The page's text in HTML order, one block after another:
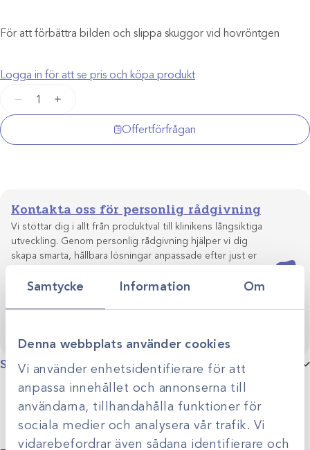
Samtycke Information Om
Denna webbplats använder cookies
Vi använder enhetsidentifierare för att
anpassa innehållet och annonserna till
användarna, tillhandahålla funktioner för
sociala medier och analysera vår trafik. Vi
vidarebefordrar även sådana identifierare och
För att förbättra bilden och slippa skuggor vid hovröntgen
Logga in för att se pris och köpa produkt
Röntgenlera
mängd
+
Offertförfrågan
Specifikationer
Produktgrupp Röntgenhjälpmedel
Kontakta oss för personlig rådgivning
Vi stöttar dig i allt från produktval till klinikens långsiktiga
utveckling. Genom personlig rådgivning hjälper vi dig
skapa smarta, hållbara lösningar anpassade efter just er